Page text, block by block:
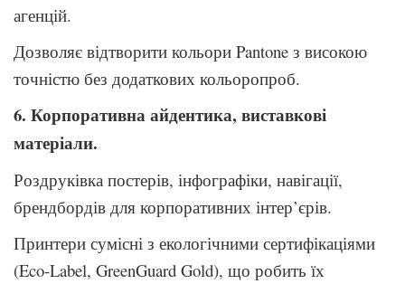
агенцій.
Дозволяє відтворити кольори Pantone з високою
точністю без додаткових кольоропроб.
6. Корпоративна айдентика, виставкові
матеріали.
Роздруківка постерів, інфографіки, навігації,
брендбордів для корпоративних інтер’єрів.
Принтери сумісні з екологічними сертифікаціями
(Eco-Label, GreenGuard Gold), що робить їх